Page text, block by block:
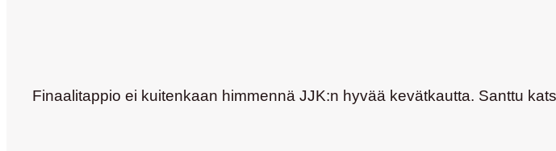
Finaalitappio ei kuitenkaan himmennä JJK:n hyvää kevätkautta. Santtu